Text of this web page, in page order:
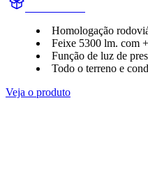
Homologação
Feixe 5300 lm. com
Função de luz de
Todo o terreno e
Veja o produto